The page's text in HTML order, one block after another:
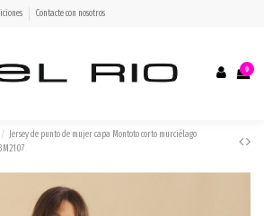
Contacte con nosotros
0
Jersey de punto de mujer capa Montoto corto murciélago